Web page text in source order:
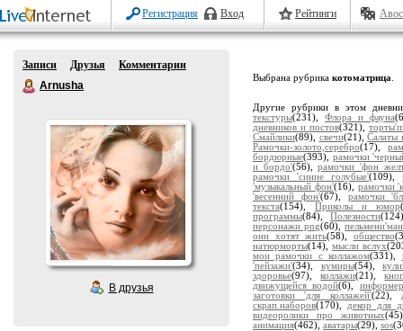
Регистрация Вход Рейтинги
Записи Друзья
Комментарии
Arnusha
В друзья
Выбрана рубрика котоматрица
Другие рубрики в этом
текстуры(231), Флора и фауна
дневников и постов(321),
Смайлики(89), свечи(21),Салаты
Рамочки-золото,серебро(17),
бордюрные(393), рамочки
и бордо'(56),рамочки 'фон
рамочки 'синие голубые'(109),
'музыкальный фон'(16), рамочки
'весенний фон'(67), рамочки
текста(154), Приколы и юмор
программы(84),Полезности
персонажи png(60),
они хотят жить(58), общество
натюрморты(14),мысли вслух
мои рамочки с коллажом(331),
'пейзажи'(34), кумиры(54),
здоровье(97),коллажи(21),
движущейся водой(6),
заготовки 'для коллажей'(22),
скрап.наборов(170), декор для
видеоролики про животных
анимация(462), аватары(29), sos